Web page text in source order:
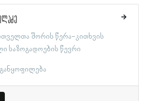
შორის წერა-კითხვის
საზოგადოების წევრი